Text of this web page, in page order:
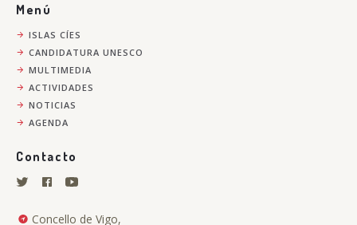
Menú
ISLAS CÍES
CANDIDATURA UNESCO
MULTIMEDIA
ACTIVIDADES
NOTICIAS
AGENDA
Contacto
Concello de Vigo,